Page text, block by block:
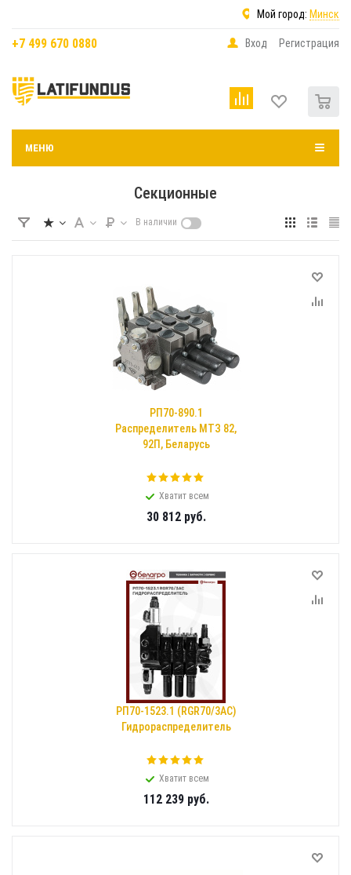
Мой город: Минск
+7 499 670 0880 Вход Регистрация
МЕНЮ
Секционные
В наличии
РП70-890.1
Распределитель МТЗ 82,
92П, Беларусь
Хватит всем
30 812руб.
РП70-1523.1 (RGR70/3AC)
Гидрораспределитель
Хватит всем
112 239руб.